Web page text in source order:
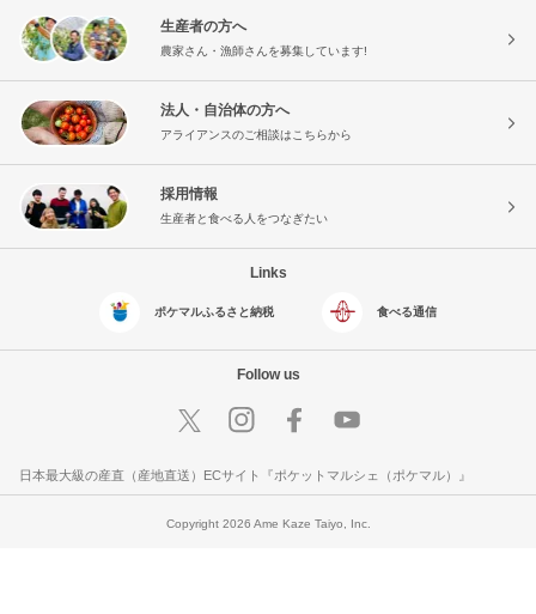
生産者の方へ
農家さん・漁師さんを募集しています!
法人・自治体の方へ
アライアンスのご相談はこちらから
採用情報
生産者と食べる人をつなぎたい
Links
ポケマルふるさと納税 食べる通信
Follow us
日本最大級の産直（産地直送）ECサイト『ポケットマルシェ（ポケマル）』
Copyright 2026 Ame Kaze Taiyo, Inc.